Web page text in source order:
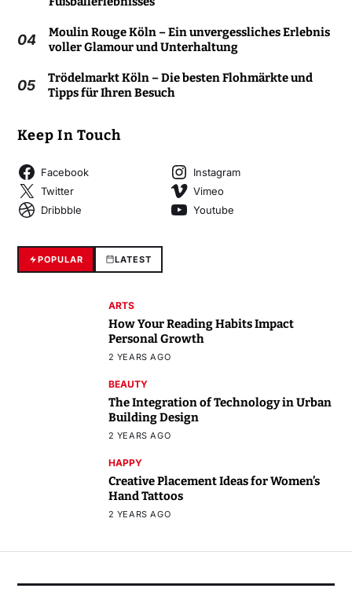
04
Moulin Rouge Köln – Ein unvergessliches Erlebnis
voller Glamour und Unterhaltung
05
Trödelmarkt Köln – Die besten Flohmärkte und
Tipps für Ihren Besuch
Keep In Touch
Facebook
Instagram
Twitter
Vimeo
Dribbble
Youtube
POPULAR LATEST
ARTS
How Your Reading Habits Impact
Personal Growth
2 YEARS AGO
BEAUTY
The Integration of Technology in Urban
Building Design
2 YEARS AGO
HAPPY
Creative Placement Ideas for Women’s
Hand Tattoos
2 YEARS AGO